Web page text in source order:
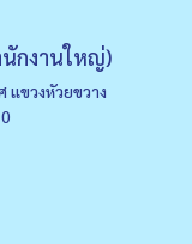
กงานใหญ่)
ขวงหัวยขวาง